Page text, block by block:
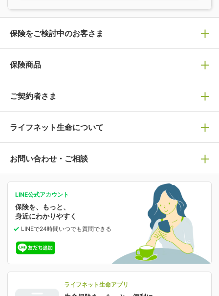
保険をご検討中のお客さま
保険の選び方
保険選びで迷っている方はチェック！
保険の基礎知識や選び方を解説！
人生のステージに必要な保険がわかる！
保険ジャンバラヤ
あなたの人生と保険選びのためのWebメディア
選ばれる理由・評判
ライフネット生命の特長
ライフネット生命が選ばれる理由がわかる！
評判・口コミ
ご契約者さまに聞きました！
保険商品
保険商品一覧
万が一に備える
病気や手術に備える
がん保険
がんに備える
女性保険
就業不能保険
就業不能状態に備える
認知症・MCIに備える
ご契約者さま
マイページログイン
ご契約内容の確認
お客さま情報の確認・変更
保険料の支払い方法の変更
中断したお申し込みの再開
お申し込み後の状況確認
減額・解約・追加契約の申し込み など
ご契約者さま向け各種お手続き・サービス
ライフネット生命について
ライフネット生命についてトップ
会社情報
業績・財務情報
保険金等の支払状況
採用情報
お問い合わせ・ご相談
保険相談サービス
よくあるご質問
資料請求
LINE公式アカウント
保険を、もっと、
身近にわかりやすく
LINEで24時間いつでも質問できる
ライフネット生命アプリ